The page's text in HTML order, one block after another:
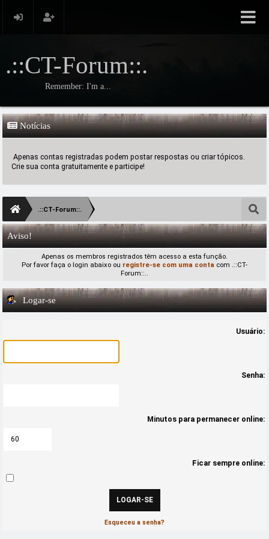
.::CT-Forum::.
Remember: I'm a...
Notícias
Apenas contas registradas podem postar respostas ou criar tópicos.
Crie sua conta gratuitamente e participe!
.::CT-Forum::.
Aviso!
Apenas os membros registrados têm acesso a esta função.
Por favor faça o login abaixo ou registre-se com uma conta com .::CT-
Forum::..
Logar-se
Usuário:
Senha:
Minutos para permanecer online:
Ficar sempre online:
Esqueceu a senha?